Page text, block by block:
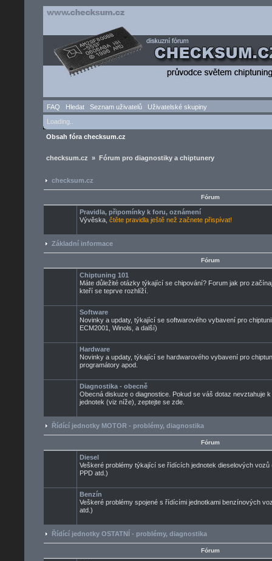
FAQ Hledat Seznam uživatelů
Uživatelské skupiny
Loading..
Obsah fóra checksum.cz
checksum.cz » Fórum pro diagnostiky a chiptunery
checksum.cz
Fórum
Pravidla, připomínky k foru, oznámení
Vývěska, čtěte pravidla ještě než začnete přispívat!
Základní informace
Fórum
Chiptuning 101
Máte důležité otázky týkající se chipování? Forum jak pro
kteří se teprve rozhlíží.
Software
Novinky a updaty, týkající se softwarového vybavení pro
ECM2001, Winols, a další)
Hardware
Novinky a updaty, týkající se hardwarového vybavení pro
programátory apod.
Diagnostika - obecně
Obecná diskuze o diagnostice. Pokud se váš dotaz nevztahuje
jednotek (viz níže), zeptejte se zde.
Řídící jednotky MOTOR - problémy, diagnostika
Fórum
Diesel
Veškeré problémy týkající se řídících jednotek dieselových vozů
PPD atd.)
Benzín
Veškeré problémy spojené s řídícími jednotkami benzínových
atd.)
Řídící jednotky OSTATNÍ - problémy, diagnostika
Fórum